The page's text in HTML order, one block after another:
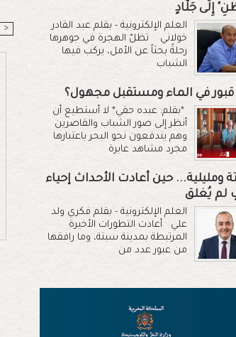
>
إِلَى جَلَّادٍ
العلم الإلكترونية - بقلم عبد القادر
خولاني تظلّ الهجرة في جوهرها
رحلةً بحثاً عن الأمل، يركب فيها
الشباب
قبور في الماء ومستقبل مجهول؟
*بقلم: عبده حقي* لا أستطيع أن
أنظر إلى صور الشباب والقاصرين
وهم يندفعون نحو البحر باعتبارها
مجرد مشاهد عابرة
ومليلية... حين أعادت الأحداث إحياء
لم يُغلق
العلم الإلكترونية - بقلم فكري ولد
علي أعادت التطورات الأخيرة
المرتبطة بمدينة سبتة، وما رافقها
من عبور عدد من